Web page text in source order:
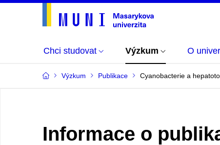
Chci studovat Výzkum O
Výzkum Publikace Cyanobacterie a
Informace o